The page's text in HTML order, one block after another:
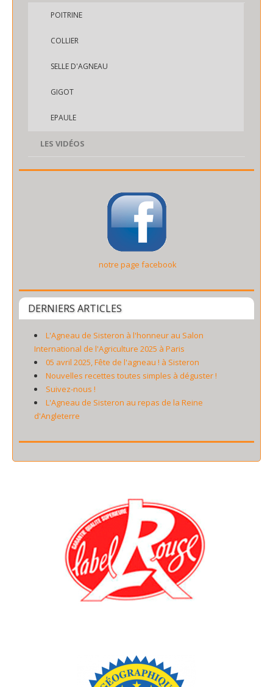
POITRINE
COLLIER
SELLE D'AGNEAU
GIGOT
EPAULE
LES VIDÉOS
notre page facebook
DERNIERS ARTICLES
L'Agneau de Sisteron à l'honneur au Salon
International de l'Agriculture 2025 à Paris
05 avril 2025, Fête de l'agneau ! à Sisteron
Nouvelles recettes toutes simples à déguster !
Suivez-nous !
L'Agneau de Sisteron au repas de la Reine
d'Angleterre